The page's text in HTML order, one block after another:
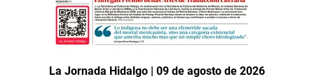
La Jornada Hidalgo | 09 de agosto de 2026